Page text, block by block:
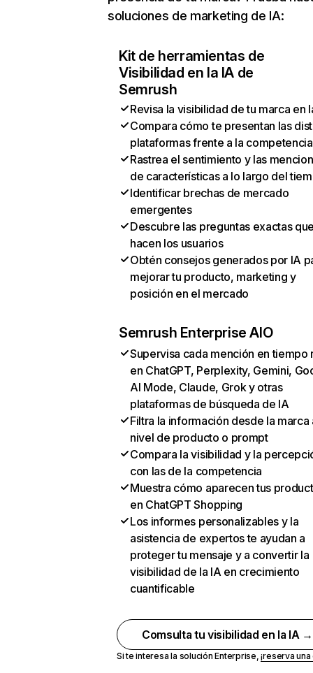
soluciones de marketing de IA:
Kit de herramientas de
Visibilidad en la IA de
Semrush
Revisa la visibilidad de tu marca en
Compara cómo te presentan las
plataformas frente a la competencia
Rastrea el sentimiento y las
de características a lo largo del
Identificar brechas de mercado
emergentes
Descubre las preguntas exactas
hacen los usuarios
Obtén consejos generados por IA
mejorar tu producto, marketing y
posición en el mercado
Semrush Enterprise AIO
Supervisa cada mención en tiempo
en ChatGPT, Perplexity, Gemini,
AI Mode, Claude, Grok y otras
plataformas de búsqueda de IA
Filtra la información desde la marca
nivel de producto o prompt
Compara la visibilidad y la
con las de la competencia
Muestra cómo aparecen tus
en ChatGPT Shopping
Los informes personalizables y la
asistencia de expertos te ayudan a
proteger tu mensaje y a convertir la
visibilidad de la IA en crecimiento
cuantificable
Comsulta tu visibilidad en la IA →
Si te interesa la solución Enterprise,¡reserva